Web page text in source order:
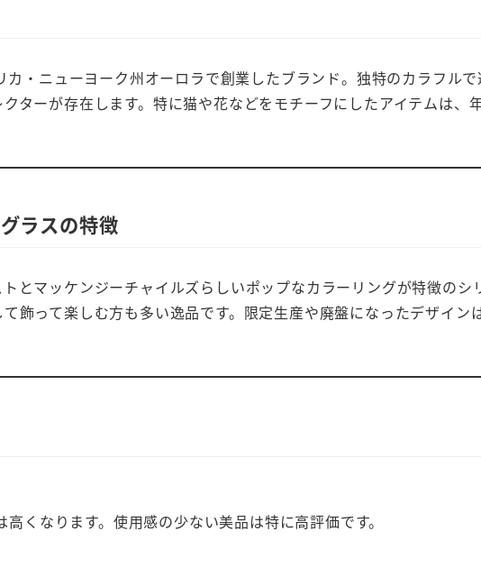
・ニューヨーク州オーロラで創業したブランド。独特のカラフル
ターが存在します。特に猫や花などをモチーフにしたアイテムは
ラスの特徴
とマッケンジーチャイルズらしいポップなカラーリングが特徴の
飾って楽しむ方も多い逸品です。限定生産や廃盤になったデザイ
くなります。使用感の少ない美品は特に高評価です。